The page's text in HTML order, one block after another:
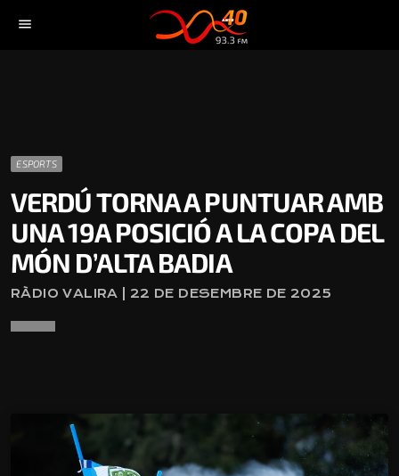
menu
ESPORTS
VERDÚ TORNA A PUNTUAR AMB
UNA 19A POSICIÓ A LA COPA DEL
MÓN D’ALTA BADIA
RÀDIO VALIRA | 22 DE DESEMBRE DE 2025